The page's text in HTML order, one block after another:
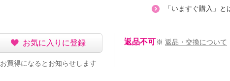
「いますぐ購入」と
お気に入りに登録
お買得になるとお知らせします
返品不可 ※ 返品・交換について